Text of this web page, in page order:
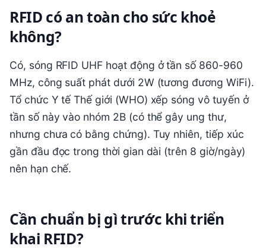
RFID có an toàn cho sức khoẻ
không?
Có, sóng RFID UHF hoạt động ở tần số 860-960
MHz, công suất phát dưới 2W (tương đương WiFi).
Tổ chức Y tế Thế giới (WHO) xếp sóng vô tuyến ở
tần số này vào nhóm 2B (có thể gây ung thư,
nhưng chưa có bằng chứng). Tuy nhiên, tiếp xúc
gần đầu đọc trong thời gian dài (trên 8 giờ/ngày)
nên hạn chế.
Cần chuẩn bị gì trước khi triển
khai RFID?